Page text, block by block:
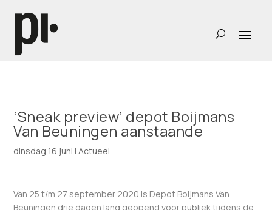
‘Sneak preview’ depot Boijmans
Van Beuningen aanstaande
dinsdag 16 juni |Actueel
Van 25 t/m 27 september 2020 is Depot Boijmans Van
Beuningen drie dagen lang geopend voor publiek tijdens de